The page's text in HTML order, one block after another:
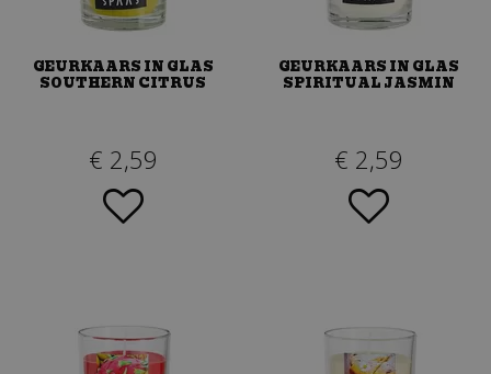
GEURKAARS IN GLAS
SOUTHERN CITRUS
€ 2,59
GEURKAARS IN GLAS
SPIRITUAL JASMIN
€ 2,59